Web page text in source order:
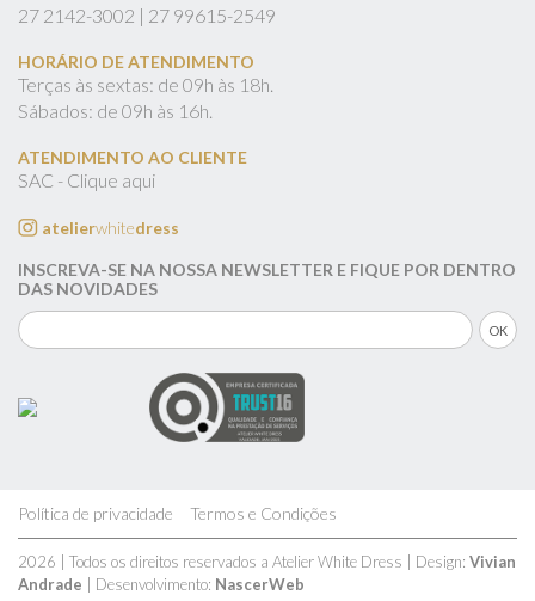
27 2142-3002 | 27 99615-2549
HORÁRIO DE ATENDIMENTO
Terças às sextas: de 09h às 18h.
Sábados: de 09h às 16h.
ATENDIMENTO AO CLIENTE
SAC - Clique aqui
atelierwhitedress
INSCREVA-SE NA NOSSA NEWSLETTER E FIQUE POR DENTRO
DAS NOVIDADES
Política de privacidade Termos e Condições
2026 | Todos os direitos reservados a Atelier White Dress | Design: Vivian
Andrade | Desenvolvimento: NascerWeb